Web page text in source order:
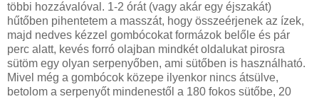
többi hozzávalóval. 1-2 órát (vagy akár egy éjszakát)
hűtőben pihentetem a masszát, hogy összeérjenek az ízek,
majd nedves kézzel gombócokat formázok belőle és pár
perc alatt, kevés forró olajban mindkét oldalukat pirosra
sütöm egy olyan serpenyőben, ami sütőben is használható.
Mivel még a gombócok közepe ilyenkor nincs átsülve,
betolom a serpenyőt mindenestől a 180 fokos sütőbe, 20